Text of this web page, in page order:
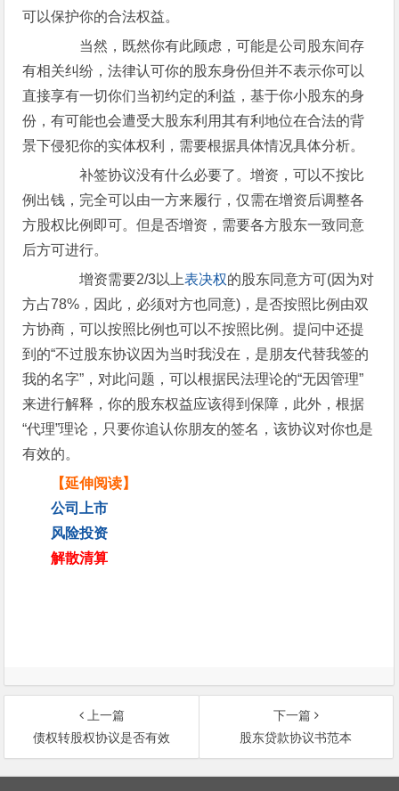
可以保护你的合法权益。
当然，既然你有此顾虑，可能是公司股东间存
有相关纠纷，法律认可你的股东身份但并不表示你可以
直接享有一切你们当初约定的利益，基于你小股东的身
份，有可能也会遭受大股东利用其有利地位在合法的背
景下侵犯你的实体权利，需要根据具体情况具体分析。
补签协议没有什么必要了。增资，可以不按比
例出钱，完全可以由一方来履行，仅需在增资后调整各
方股权比例即可。但是否增资，需要各方股东一致同意
后方可进行。
增资需要2/3以上表决权的股东同意方可(因为对
方占78%，因此，必须对方也同意)，是否按照比例由双
方协商，可以按照比例也可以不按照比例。提问中还提
到的“不过股东协议因为当时我没在，是朋友代替我签的
我的名字”，对此问题，可以根据民法理论的“无因管理”
来进行解释，你的股东权益应该得到保障，此外，根据
“代理”理论，只要你追认你朋友的签名，该协议对你也是
有效的。
【延伸阅读】
公司上市
风险投资
解散清算
上一篇
债权转股权协议是否有效
下一篇
股东贷款协议书范本
文